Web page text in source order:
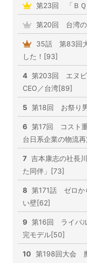
第23回 「ＢＱ
第20回 台湾の
35話 第83回
した！[93]
4 第203回 エヌビ
CEO／台湾[89]
5 第18回 お祭り
6 第17回 コスト
台日系企業の物流
7 吉本康志の社長
た同伴」[73]
8 第171話 ゼロか
い壁[62]
9 第16回 ライバ
完モデル[50]
10 第198回大会